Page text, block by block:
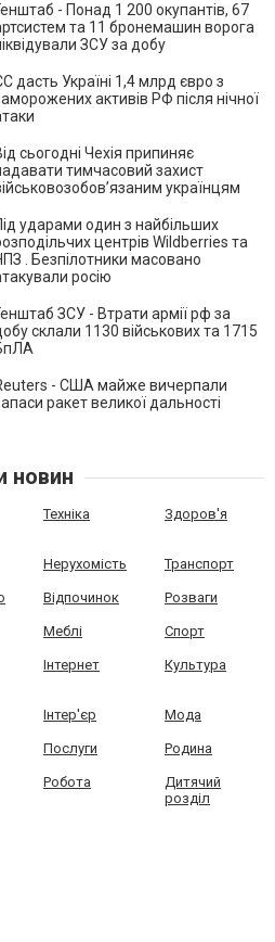
- Понад 1 200 окупантів, 67
та 11 бронемашин ворога
ЗСУ за добу
дасть Україні 1,4 млрд євро з
активів РФ після нічної
сьогодні Чехія припиняє
тимчасовий захист
українцям
ударами один з найбільших
центрів Wildberries та
. Безпілотники масовано
росію
ЗСУ - Втрати армії рф за
склали 1130 військових та 1715
- США майже вичерпали
ракет великої дальності
новин
Техніка Здоров'я
Нерухомість Транспорт
Відпочинок Розваги
Меблі Спорт
Інтернет Культура
Інтер'єр Мода
Послуги Родина
Робота
Дитячий
розділ